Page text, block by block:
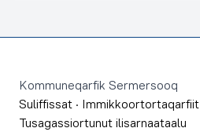
Kommuneqarfik Sermersooq
Suliffissat · Immikkoortortaqarfiit
Tusagassiortunut ilisarnaataalu